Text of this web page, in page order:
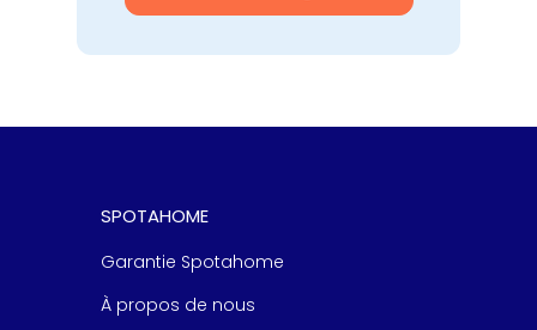
SPOTAHOME
Garantie Spotahome
À propos de nous